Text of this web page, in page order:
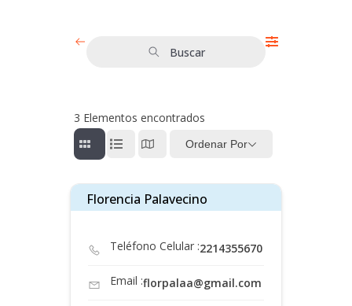
Buscar
3 Elementos encontrados
Ordenar Por
Florencia Palavecino
Teléfono Celular :2214355670
Email :florpalaa@gmail.com